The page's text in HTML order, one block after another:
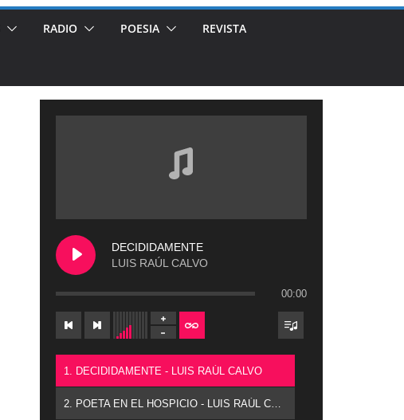
RADIO POESIA REVISTA
DECIDIDAMENTE
LUIS RAÚL CALVO
00:00
1. DECIDIDAMENTE - LUIS RAÚL CALVO
2. POETA EN EL HOSPICIO - LUIS RAÚL CALVO